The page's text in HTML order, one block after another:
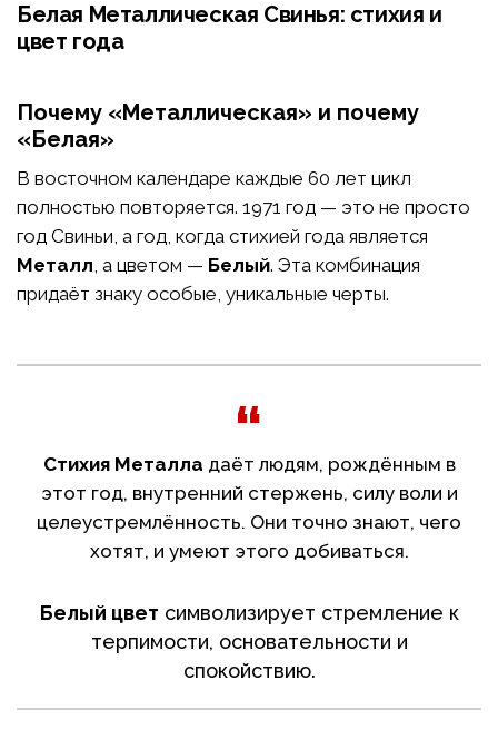
Белая Металлическая Свинья: стихия и
цвет года
Почему «Металлическая» и почему
«Белая»
В восточном календаре каждые 60 лет цикл
полностью повторяется. 1971 год — это не просто
год Свиньи, а год, когда стихией года является
Металл, а цветом — Белый. Эта комбинация
придаёт знаку особые, уникальные черты.
Стихия Металла даёт людям, рождённым в
этот год, внутренний стержень, силу воли и
целеустремлённость. Они точно знают, чего
хотят, и умеют этого добиваться.
Белый цвет символизирует стремление к
терпимости, основательности и
спокойствию.